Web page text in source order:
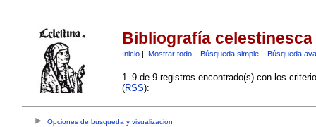
Bibliografía celestinesca
Inicio| Mostrar todo| Búsqueda simple| Búsqueda
1–9 de 9 registros encontrado(s) con los
(RSS):
Opciones de búsqueda y visualización